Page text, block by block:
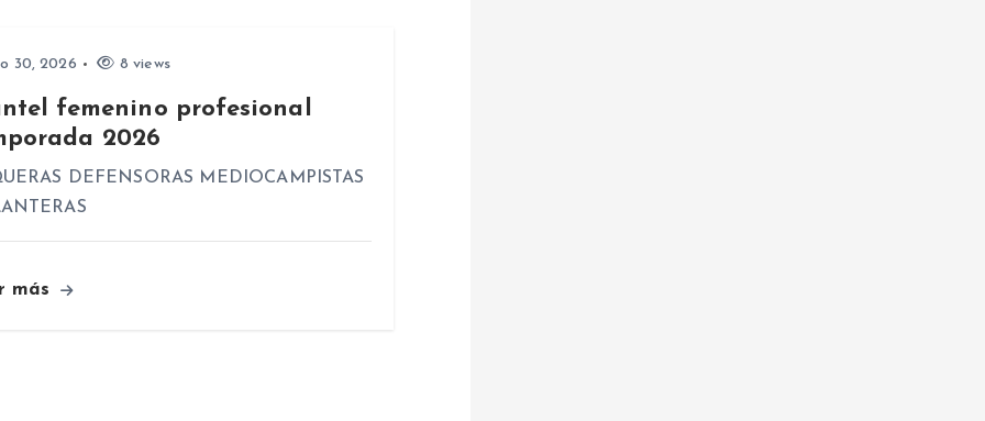
30, 2026 8 views
femenino profesional
2026
DEFENSORAS MEDIOCAMPISTAS
más